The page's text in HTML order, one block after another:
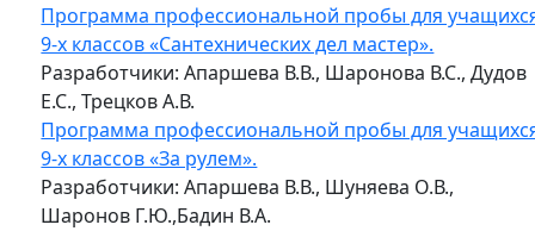
Программа профессиональной пробы для
9-х классов «Сантехнических дел мастер».
Разработчики: Апаршева В.В., Шаронова В.С., Дудов
Е.С., Трецков А.В.
Программа профессиональной пробы для
9-х классов «За рулем».
Разработчики: Апаршева В.В., Шуняева О.В.,
Шаронов Г.Ю.,Бадин В.А.